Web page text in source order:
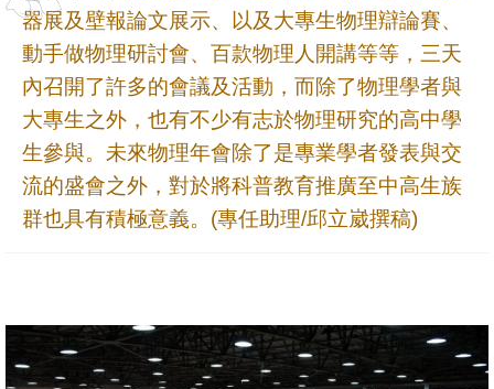
器展及壁報論文展示、以及大專生物理辯論賽、
動手做物理研討會、百款物理人開講等等，三天
內召開了許多的會議及活動，而除了物理學者與
大專生之外，也有不少有志於物理研究的高中學
生參與。未來物理年會除了是專業學者發表與交
流的盛會之外，對於將科普教育推廣至中高生族
群也具有積極意義。(專任助理/邱立崴撰稿)